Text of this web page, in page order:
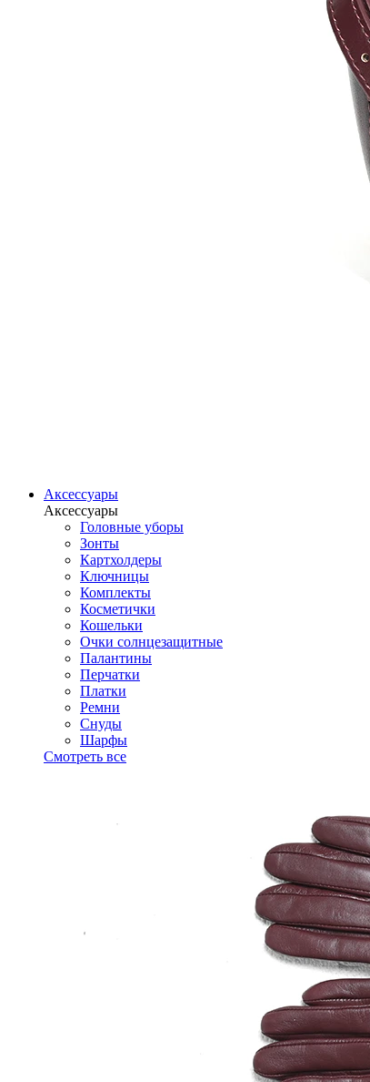
Аксессуары
Аксессуары
Головные уборы
Зонты
Картхолдеры
Ключницы
Комплекты
Косметички
Кошельки
Очки солнцезащитные
Палантины
Перчатки
Платки
Ремни
Снуды
Шарфы
Смотреть все